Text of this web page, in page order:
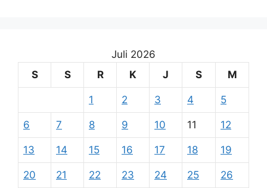
Juli 2026
S
S R K J S M
1 2 3 4 5
6 7 8 9 10 11 12
13 14 15 16 17 18 19
20 21 22 23 24 25 26